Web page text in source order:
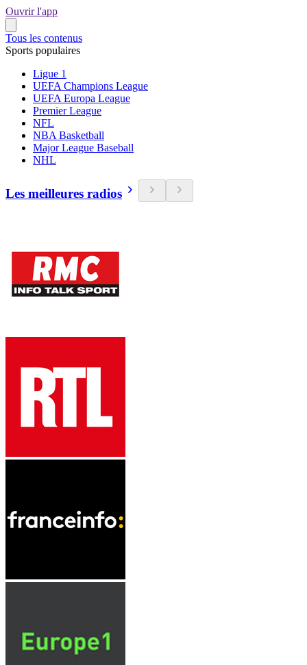
Ouvrir l'app
Tous les contenus
Sports populaires
Ligue 1
UEFA Champions League
UEFA Europa League
Premier League
NFL
NBA Basketball
Major League Baseball
NHL
Les meilleures radios